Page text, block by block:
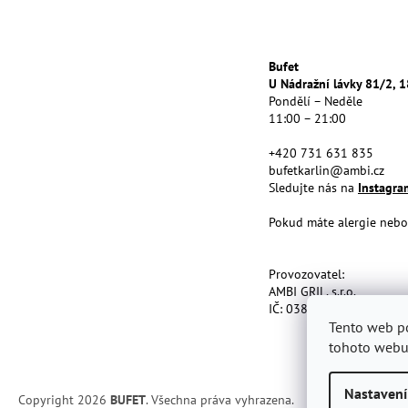
Tento web
tohoto
Nastavení
Bufet
U Nádražní lávky 81/2,
Pondělí – Neděle
11:00 – 21:00
+420 731 631 835
bufetkarlin@ambi.cz
Sledujte nás na
Pokud máte alergie
Provozovatel:
AMBI GRIL, s.r.o.
IČ: 03864715,
Copyright 2026 BUFET. Všechna práva vyhrazena.